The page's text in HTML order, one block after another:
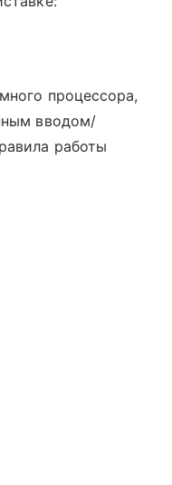
процессора,
вводом/
работы